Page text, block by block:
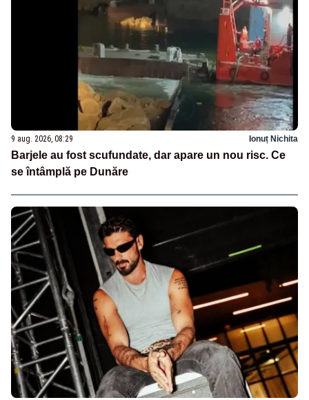
9 aug. 2026, 08:29 Ionuț Nichita
Barjele au fost scufundate, dar apare un nou risc. Ce
se întâmplă pe Dunăre